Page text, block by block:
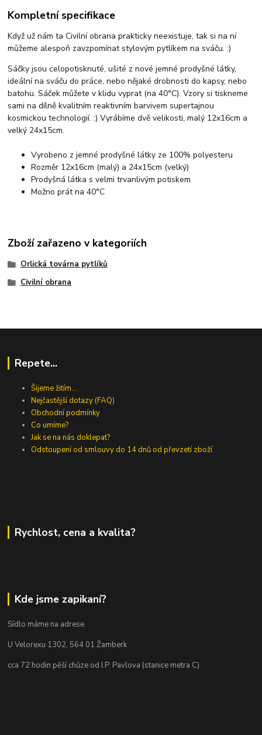
Kompletní specifikace
Když už nám ta Civilní obrana prakticky neexistuje, tak si na ní
můžeme alespoň zavzpomínat stylovým pytlíkem na sváču. :)
Sáčky jsou celopotisknuté, ušité z nové jemné prodyšné látky,
ideální na sváču do práce, nebo nějaké drobnosti do kapsy, nebo
batohu. Sáček můžete v klidu vyprat (na 40°C). Vzory si tiskneme
sami na dílně kvalitním reaktivním barvivem supertajnou
kosmickou technologií. :) Vyrábíme dvě velikosti, malý 12x16cm a
velký 24x15cm.
Vyrobeno z jemné prodyšné látky ze 100% polyesteru
Rozměr 12x16cm (malý) a 24x15cm (velký)
Prodyšná látka s velmi trvanlivým potiskem
Možno prát na 40°C
Zboží zařazeno v kategoriích
Orlická továrna pytlíků
Civilní obrana
Repete...
Šijeme žitím...
Nejčastější dotazy (FAQ)
Obchodní podmínky
Co umíme?
Jak se na nás doklepat?
Odstoupení od smlouvy do 14 dnů od převzetí zboží
Rychlost, cena a kvalita?
Kde jsme zapikaní?
Sídlo máme na adrese
U Velorexu 1302, 564 01 Žamberk
cca 72 hodin pěší chůze od I.P. Pavlova (stanice metra C)